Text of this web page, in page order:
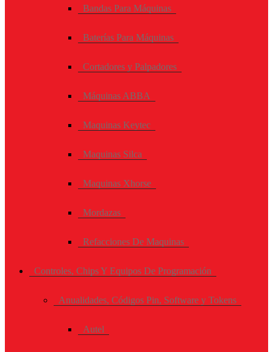
Bandas Para Máquinas
Baterías Para Máquinas
Cortadores y Palpadores
Máquinas ABBA
Maquinas Keytec
Maquinas Silca
Maquinas Xhorse
Mordazas
Refacciones De Maquinas
Controles, Chips Y Equipos De Programación
Anualidades, Códigos Pin, Software y Tokens
Autel